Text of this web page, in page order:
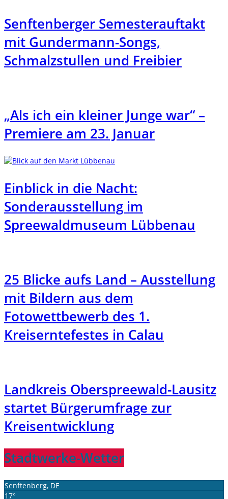
Senftenberger Semesterauftakt
mit Gundermann-Songs,
Schmalzstullen und Freibier
„Als ich ein kleiner Junge war“ –
Premiere am 23. Januar
Einblick in die Nacht:
Sonderausstellung im
Spreewaldmuseum Lübbenau
25 Blicke aufs Land – Ausstellung
mit Bildern aus dem
Fotowettbewerb des 1.
Kreiserntefestes in Calau
Landkreis Oberspreewald-Lausitz
startet Bürgerumfrage zur
Kreisentwicklung
Stadtwerke-Wetter
Senftenberg, DE
17°